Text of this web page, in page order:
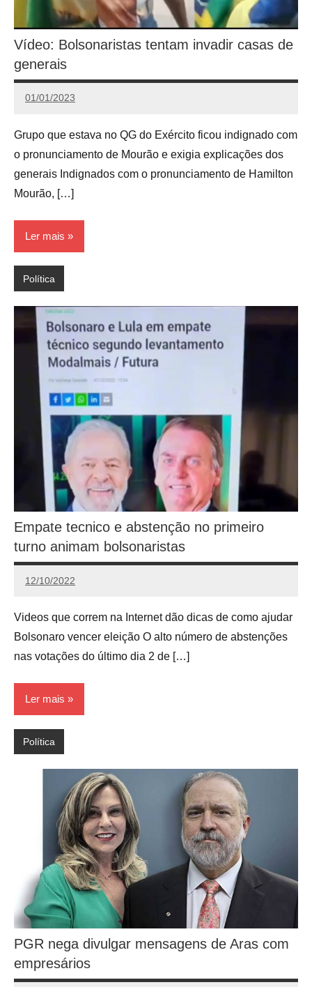
Vídeo: Bolsonaristas tentam invadir casas de
generais
01/01/2023
Calango
Grupo que estava no QG do Exército ficou indignado com
o pronunciamento de Mourão e exigia explicações dos
generais Indignados com o pronunciamento de Hamilton
Mourão, […]
Ler mais
Política
Empate tecnico e abstenção no primeiro
turno animam bolsonaristas
12/10/2022
Calango
Videos que correm na Internet dão dicas de como ajudar
Bolsonaro vencer eleição O alto número de abstenções
nas votações do último dia 2 de […]
Ler mais
Política
PGR nega divulgar mensagens de Aras com
empresários